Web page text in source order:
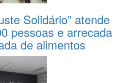
Solidário” atende
pessoas e arrecada
de alimentos